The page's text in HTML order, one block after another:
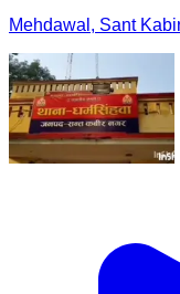
Mehdawal, Sant